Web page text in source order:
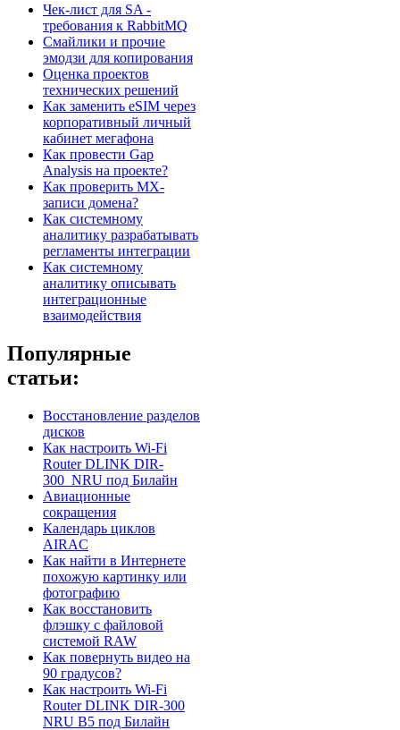
Чек-лист для SA -
требования к RabbitMQ
Смайлики и прочие
эмодзи для копирования
Оценка проектов
технических решений
Как заменить eSIM через
корпоративный личный
кабинет мегафона
Как провести Gap
Analysis на проекте?
Как проверить MX-
записи домена?
Как системному
аналитику разрабатывать
регламенты интеграции
Как системному
аналитику описывать
интеграционные
взаимодействия
Популярные
статьи:
Восстановление разделов
дисков
Как настроить Wi-Fi
Router DLINK DIR-
300_NRU под Билайн
Авиационные
сокращения
Календарь циклов
AIRAC
Как найти в Интернете
похожую картинку или
фотографию
Как восстановить
флэшку с файловой
системой RAW
Как повернуть видео на
90 градусов?
Как настроить Wi-Fi
Router DLINK DIR-300
NRU B5 под Билайн